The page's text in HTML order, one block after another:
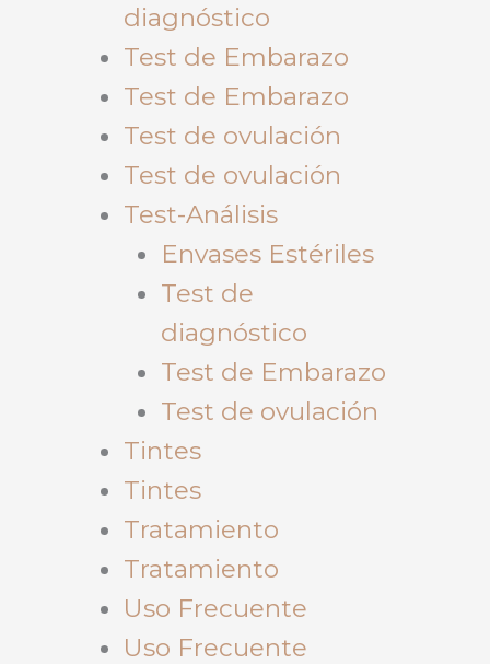
diagnóstico
Test de Embarazo
Test de Embarazo
Test de ovulación
Test de ovulación
Test-Análisis
Envases Estériles
Test de
diagnóstico
Test de Embarazo
Test de ovulación
Tintes
Tintes
Tratamiento
Tratamiento
Uso Frecuente
Uso Frecuente